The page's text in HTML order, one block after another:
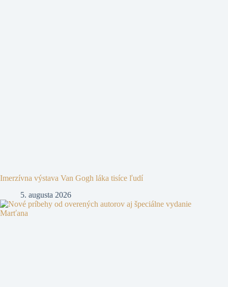
Imerzívna výstava Van Gogh láka tisíce ľudí
5. augusta 2026